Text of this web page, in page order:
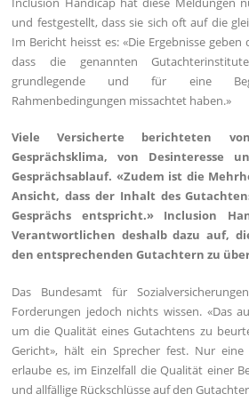
und festgestellt, dass sie sich oft auf die
Im Bericht heisst es: «Die Ergebnisse
dass die genannten
grundlegende und für eine
Rahmenbedingungen missachtet haben.»
Viele Versicherte berichteten
Gesprächsklima, von Desinteresse
Gesprächsablauf. «Zudem ist die
Ansicht, dass der Inhalt des
Gesprächs entspricht.» Inclusion
Verantwortlichen deshalb dazu auf,
den entsprechenden Gutachtern zu
Das Bundesamt für
Forderungen jedoch nichts wissen. «Das
um die Qualität eines Gutachtens zu
Gericht», hält ein Sprecher fest. Nur
erlaube es, im Einzelfall die Qualität einer
und allfällige Rückschlüsse auf den